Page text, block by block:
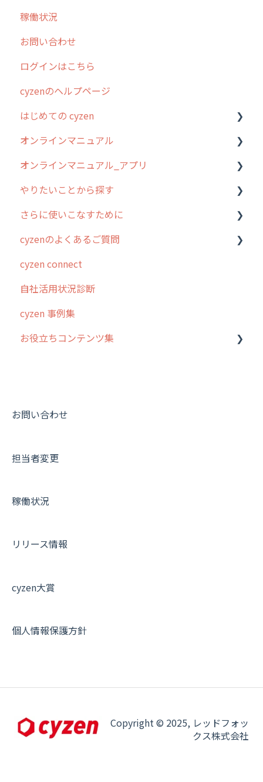
稼働状況
お問い合わせ
ログインはこちら
cyzenのヘルプページ
はじめての cyzen
0. はじめてのcyzenの使い方
1. cyzenについて知ろう
2. 主要機能の概要
3. cyzenの位置情報取得について
4. cyzen利用前の準備：システム管理者編
5. 基本的な使い方：システム管理者編
6. 基本的な使い方：ユーザー編
7. 初心者向けよくある質問集
8. 用語集
【業界業種別】cyzen設定方法
オンラインマニュアル
管理サイトの使い始め
ユーザー・グループ管理
行動管理
予定管理
スポット
ステータス・主観
報告書・行動種別
勤怠管理
帳票出力
商品
オンラインマニュアル_アプリ
アプリの使い始め
ホーム画面
スポット
報告閲覧
予定
日報
履歴
パフォーマンス
お知らせ
やりたいことから探す
行動管理
勤怠管理
予定管理
スポット
ステータス・主観
報告書・行動種別
活動通知
商品
さらに使いこなすために
はじめに
スポット・ステータス関連オプション
交通費自動計算
安全走行支援
写真管理・高画質化
その他オプション
契約・その他
cyzenのよくあるご質問
ログインについて
グループ・ユーザーについて
GPS・位置情報 について
ルート自動記録 について
報告書について
メンバー画面について
その他よくある質問
cyzen connect
自社活用状況診断
cyzen 事例集
お役立ちコンテンツ集
動画集：共通
お問い合わせ
担当者変更
稼働状況
リリース情報
cyzen大賞
個人情報保護方針
Copyright © 2025, レッドフォッ
クス株式会社